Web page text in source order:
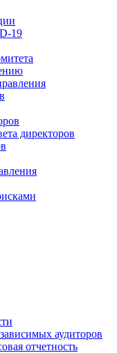
директоров
аудиторов
отчетность